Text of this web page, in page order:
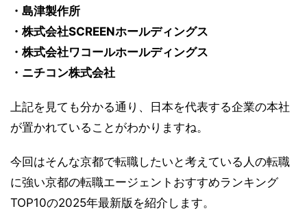
・島津製作所
・株式会社SCREENホールディングス
・株式会社ワコールホールディングス
・ニチコン株式会社
上記を見ても分かる通り、日本を代表する企業の本社
が置かれていることがわかりますね。
今回はそんな京都で転職したいと考えている人の転職
に強い京都の転職エージェントおすすめランキング
TOP10の2025年最新版を紹介します。